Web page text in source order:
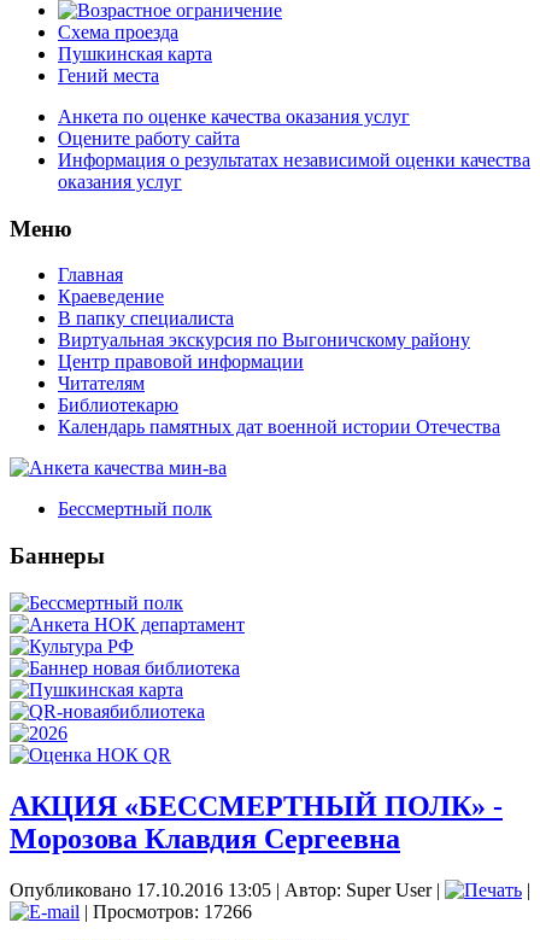
Схема проезда
Пушкинская карта
Гений места
Анкета по оценке качества оказания услуг
Оцените работу сайта
Информация о результатах независимой оценки качества
оказания услуг
Меню
Главная
Краеведение
В папку специалиста
Виртуальная экскурсия по Выгоничскому району
Центр правовой информации
Читателям
Библиотекарю
Календарь памятных дат военной истории Отечества
Бессмертный полк
Баннеры
АКЦИЯ «БЕССМЕРТНЫЙ ПОЛК» -
Морозова Клавдия Сергеевна
Опубликовано 17.10.2016 13:05 | Автор: Super User|
|
| Просмотров: 17266